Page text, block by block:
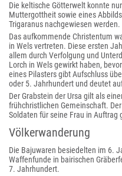
Die keltische Götterwelt konnte
Muttergottheit sowie eines
Trigaranus nachgewiesen werden.
Das aufkommende Christentum
in Wels vertreten. Diese ersten
allem durch Verfolgung und
Lorch in Wels gewirkt haben,
eines Pilasters gibt Aufschluss
oder 5. Jahrhundert und deutet
Der Grabstein der Ursa gilt als
frühchristlichen Gemeinschaft.
Soldaten für seine Frau in Auftrag
Völkerwanderung
Die Bajuwaren besiedelten im 6.
Waffenfunde in bairischen
7. Jahrhundert.